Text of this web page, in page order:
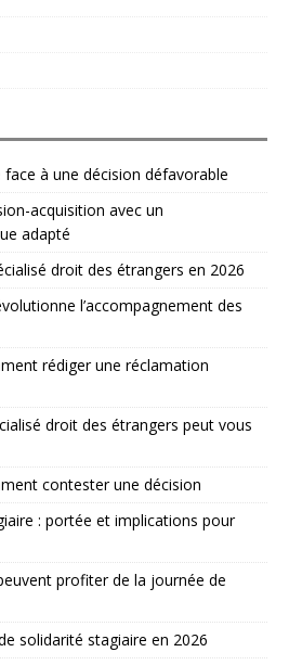
à une décision défavorable
acquisition avec un
adapté
droit des étrangers en 2026
l’accompagnement des
rédiger une réclamation
droit des étrangers peut vous
contester une décision
: portée et implications pour
profiter de la journée de
solidarité stagiaire en 2026